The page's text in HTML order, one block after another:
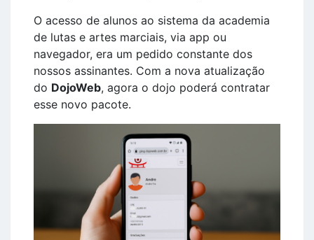
O acesso de alunos ao sistema da academia
de lutas e artes marciais, via app ou
navegador, era um pedido constante dos
nossos assinantes. Com a nova atualização
do DojoWeb, agora o dojo poderá contratar
esse novo pacote.